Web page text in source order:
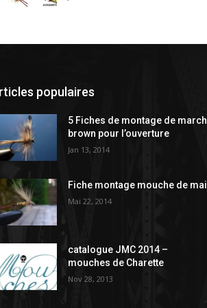
populaires
5 Fiches de montage de march
brown pour l’ouverture
Jan 13, 2014
Fiche montage mouche de mai
Mai 22, 2014
catalogue JMC 2014 –
mouches de Charette
Nov 28, 2013